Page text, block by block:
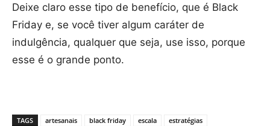
Deixe claro esse tipo de benefício, que é Black
Friday e, se você tiver algum caráter de
indulgência, qualquer que seja, use isso, porque
esse é o grande ponto.
TAGS artesanais black friday escala
estratégias